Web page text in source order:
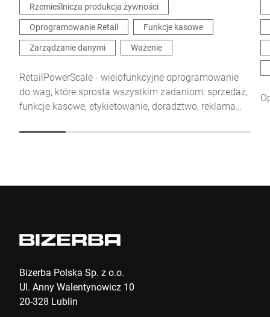
Niniejszym potwierdzam, że zgadzam się na wykorzystanie
moich danych do przetworzenia tego żądania Dalsze informacje
można znaleźć wDeklaracja ochrony danych*
Anti-Robot Verification
Click to start verification
Rzemieślnicza produkcja żywności
Oprogramowanie Retail
Funkcje kasowe
Zarządzanie danymi
Ważenie
RetailPowerScale - wielofunkcyjne oprogramowanie
do wag, które sprosta wszystkim zadaniom: sprzedaż,
funkcje kasowe, etykietowanie, doradztwo, reklama
możliwością poszerzenia funkcjonalności.
Bizerba Polska Sp. z o.o.
Ul. Anny Walentynowicz 10
20-328 Lublin